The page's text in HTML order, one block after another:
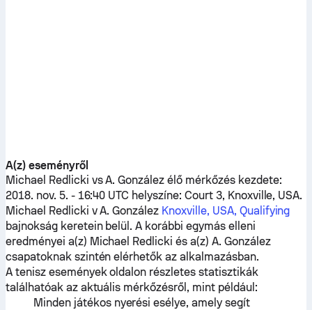
A(z) eseményről
Michael Redlicki vsA. González élő mérkőzés kezdete:
2018. nov. 5. - 16:40 UTC helyszíne: Court 3, Knoxville, USA.
Michael Redlicki vA. González Knoxville, USA, Qualifying
bajnokság keretein belül. A korábbi egymás elleni
eredményei a(z) Michael Redlicki és a(z) A. González
csapatoknak szintén elérhetők az alkalmazásban.
A tenisz események oldalon részletes statisztikák
találhatóak az aktuális mérkőzésről, mint például:
Minden játékos nyerési esélye, amely segít